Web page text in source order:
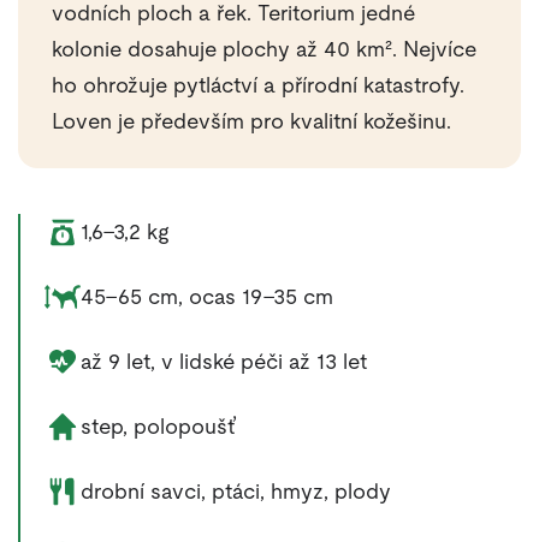
vodních ploch a řek. Teritorium jedné
kolonie dosahuje plochy až 40 km². Nejvíce
ho ohrožuje pytláctví a přírodní katastrofy.
Loven je především pro kvalitní kožešinu.
Váha zvířete:
1,6–3,2 kg
Rozměry zvířete:
45–65 cm, ocas 19–35 cm
Délka života zvířete:
až 9 let, v lidské péči až 13 let
Životní prostředí zvířete:
step, polopoušť
Potrava zvířete:
drobní savci, ptáci, hmyz, plody